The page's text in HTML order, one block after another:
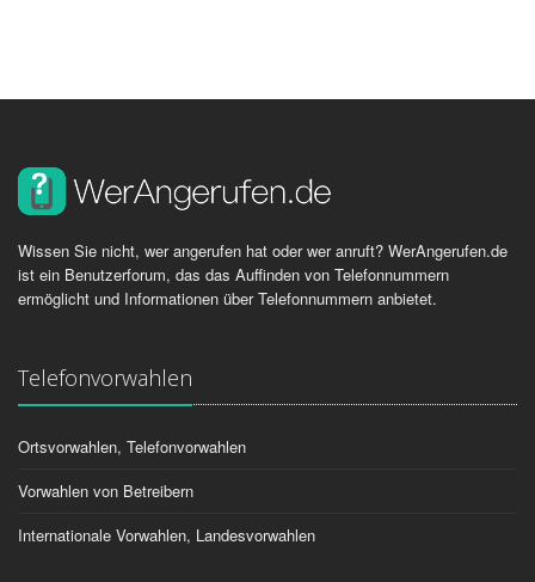
Wissen Sie nicht, wer angerufen hat oder wer anruft? WerAngerufen.de
ist ein Benutzerforum, das das Auffinden von Telefonnummern
ermöglicht und Informationen über Telefonnummern anbietet.
Telefonvorwahlen
Ortsvorwahlen, Telefonvorwahlen
Vorwahlen von Betreibern
Internationale Vorwahlen, Landesvorwahlen